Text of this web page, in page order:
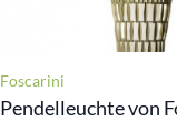
Foscarini
Pendelleuchte von